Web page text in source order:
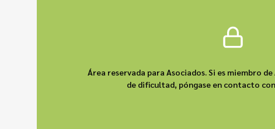
Área reservada para Asociados. Si es miembro de
de dificultad, póngase en contacto